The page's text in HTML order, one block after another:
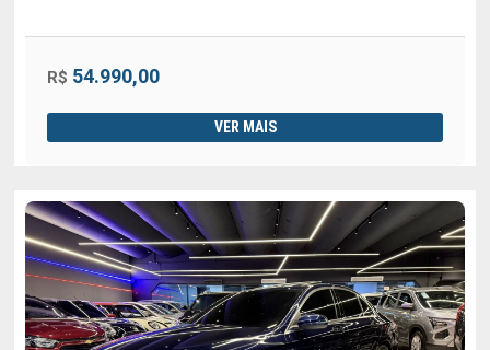
R$ 54.990,00
VER MAIS